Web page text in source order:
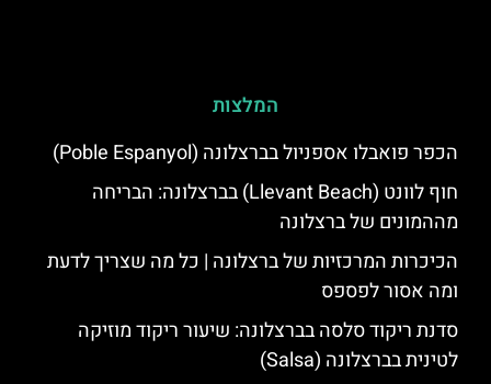
המלצות
הכפר פואבלו אספניול בברצלונה (Poble Espanyol)
חוף לוונט (Llevant Beach) בברצלונה: הבריחה
מההמונים של ברצלונה
הכיכרות המרכזיות של ברצלונה | כל מה שצריך לדעת
ומה אסור לפספס
סדנת ריקוד סלסה בברצלונה: שיעור ריקוד מוזיקה
לטינית בברצלונה (Salsa)